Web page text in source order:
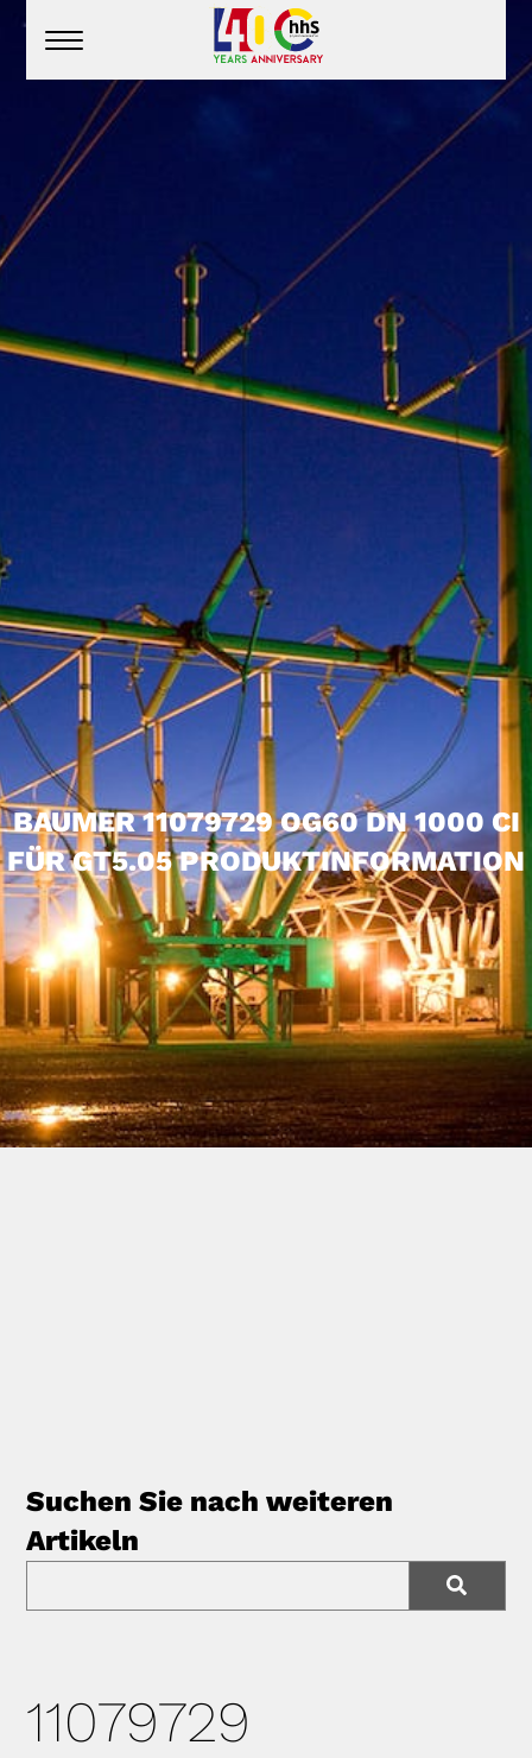
BAUMER 11079729 OG60 DN 1000 CI
FÜR GT5.05 PRODUKTINFORMATION
Suchen Sie nach weiteren
Artikeln
11079729